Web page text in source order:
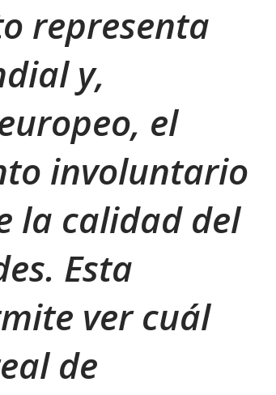
representa
y,
el
involuntario
la calidad del
Esta
ver cuál
de